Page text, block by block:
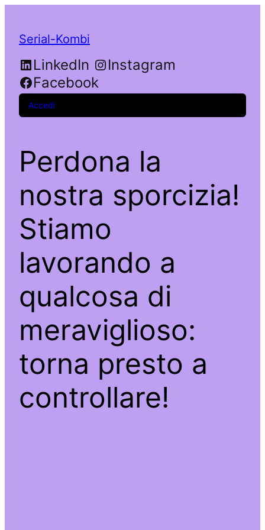
Serial-Kombi
LinkedIn
Instagram
Facebook
Accedi
Perdona la
nostra sporcizia!
Stiamo
lavorando a
qualcosa di
meraviglioso:
torna presto a
controllare!